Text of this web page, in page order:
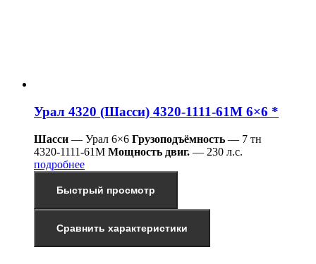
Урал 4320 (Шасси) 4320-1111-61М 6×6 *
Шасси — Урал 6×6 Грузоподъёмность — 7 тн
4320-1111-61М Мощность двиг. — 230 л.с.
подробнее
Быстрый просмотр
Сравнить характеристики